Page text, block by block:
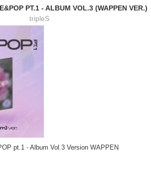
PT.1 - ALBUM VOL.3 (WAPPEN VER.)
tripleS
pt.1 - Album Vol.3 Version WAPPEN